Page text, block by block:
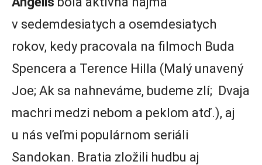
v sedemdesiatych a osemdesiatych
rokov, kedy pracovala na filmoch Buda
Spencera a Terence Hilla (Malý unavený
Joe; Ak sa nahneváme, budeme zlí; Dvaja
machri medzi nebom a peklom atď.), aj
u nás veľmi populárnom seriáli
Sandokan. Bratia zložili hudbu aj